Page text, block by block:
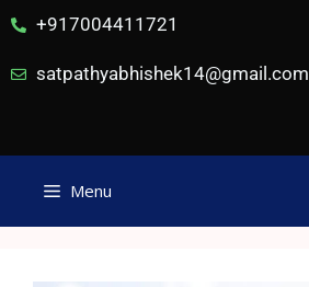
+917004411721
satpathyabhishek14@gmail.com
Menu